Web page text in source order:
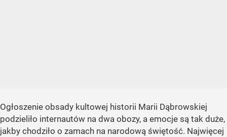
Ogłoszenie obsady kultowej historii Marii Dąbrowskiej
podzieliło internautów na dwa obozy, a emocje są tak duże,
jakby chodziło o zamach na narodową świętość. Najwięcej